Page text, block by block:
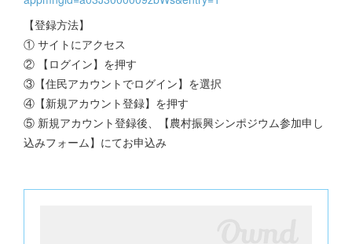
【登録方法】
① サイトにアクセス
② 【ログイン】を押す
③【住民アカウントでログイン】を選択
④【新規アカウント登録】を押す
⑤ 新規アカウント登録後、【農村振興シンポジウム参加申し
込みフォーム】にてお申込み